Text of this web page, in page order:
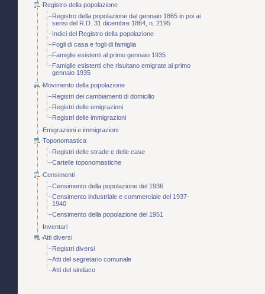
Registro della popolazione
Registro della popolazione dal gennaio 1865 in poi ai
sensi del R.D. 31 dicembre 1864, n. 2195
Indici del Registro della popolazione
Fogli di casa e fogli di famiglia
Famiglie esistenti al primo gennaio 1935
Famiglie esistenti che risultano emigrate al primo
gennaio 1935
Movimento della popolazione
Registri dei cambiamenti di domicilio
Registri delle emigrazioni
Registri delle immigrazioni
Emigrazioni e immigrazioni
Toponomastica
Registri delle strade e delle case
Cartelle toponomastiche
Censimenti
Censimento della popolazione del 1936
Censimento industriale e commerciale del 1937-
1940
Censimento della popolazione del 1951
Inventari
Atti diversi
Registri diversi
Atti del segretario comunale
Atti del sindaco